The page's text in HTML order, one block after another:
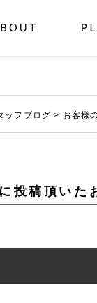
ッフブログ > お客様
投稿頂いた